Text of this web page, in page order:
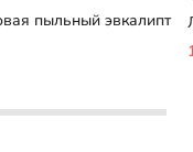
пыльный эвкалипт